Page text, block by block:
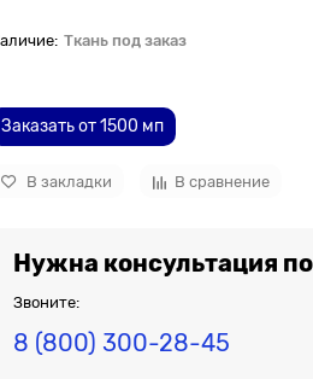
Ткань под заказ
Заказать от 1500 мп
В закладки В сравнение
Нужна консультация
Звоните:
8 (800) 300-28-45